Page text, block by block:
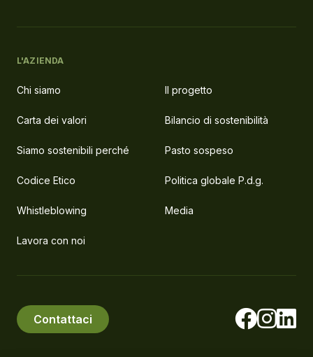
L'AZIENDA
Chi siamo Il progetto
Carta dei valori Bilancio di sostenibilità
Siamo sostenibili perché Pasto sospeso
Codice Etico Politica globale P.d.g.
Whistleblowing Media
Lavora con noi
Contattaci